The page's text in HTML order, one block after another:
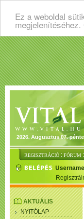
Ez a weboldal
2026. Augusztus 07.
REGISZTRÁCIÓ : FÓRUM :
AKTUÁLIS
NYITÓLAP